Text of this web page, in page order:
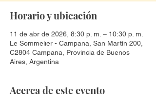
Horario y ubicación
11 de abr de 2026, 8:30 p. m. – 10:30 p. m.
Le Sommelier - Campana, San Martín 200,
C2804 Campana, Provincia de Buenos
Aires, Argentina
Acerca de este evento